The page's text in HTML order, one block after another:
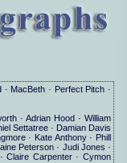
MacBeth · Perfect Pitch ·
· Adrian Hood · William
Settatree · Damian Davis
· Kate Anthony · Phill
Peterson · Judi Jones ·
Claire Carpenter · Cymon